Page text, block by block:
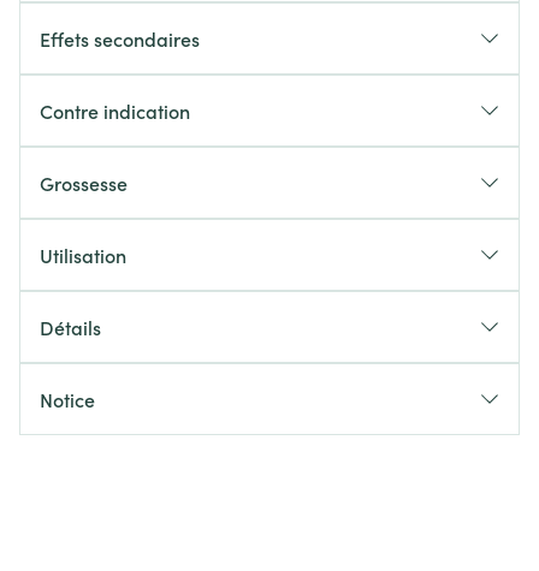
Effets secondaires
Contre indication
Grossesse
Utilisation
Détails
Notice